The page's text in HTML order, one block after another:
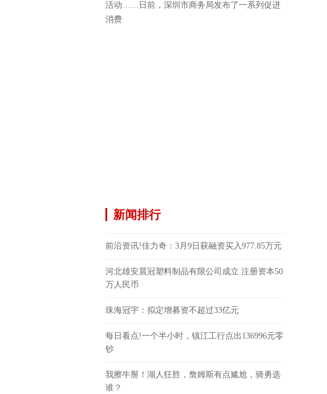
活动……日前，深圳市商务局发布了一系列促进
消费
新闻排行
前沿资讯!佳力奇：3月9日获融资买入977.85万元
河北雄安晨冠塑料制品有限公司成立 注册资本50
万人民币
珠海冠宇：拟定增募资不超过33亿元
每日看点!一个半小时，镇江工行点出136996元零
钞
我擦牛掰！湖人狂胜，詹姆斯有点尴尬，骑勇选
谁？